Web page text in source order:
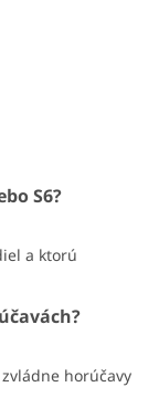
S6?
a ktorú
horúčavy